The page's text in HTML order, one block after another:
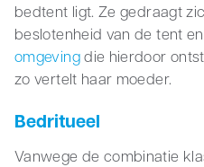
bedtent ligt. Ze gedraagt
beslotenheid van de tent
omgevingdie hierdoor
zo vertelt haar moeder.
Bedritueel
Vanwege de combinatie